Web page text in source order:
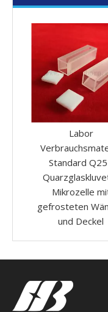
Verbrauchsmaterial
Standard Q254
Quarzglaskluvette
Mikrozelle mit
gefrosteten Wänden
und Deckel